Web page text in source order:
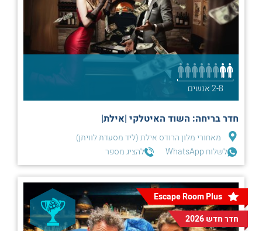
2-8 אנשים
חדר בריחה: השוד האיטלקי |אילת|
מאחורי מלון הרודס אילת (ליד מסעדת לוויתן)
לשלוח WhatsApp
להציג מספר
Escape Room Plus
חדר חדש 2026